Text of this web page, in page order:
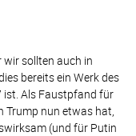
wir sollten auch in
bereits ein Werk des
ist. Als Faustpfand für
Trump nun etwas hat,
(und für Putin